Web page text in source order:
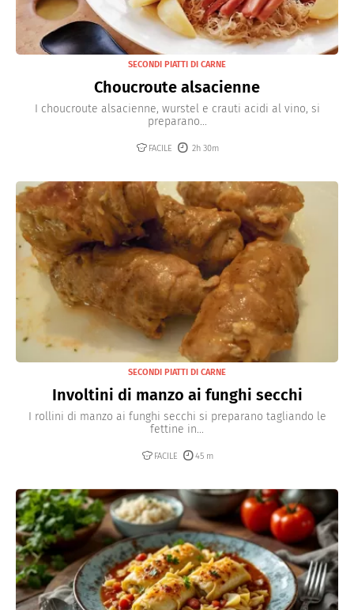
SECONDI PIATTI DI CARNE
Choucroute alsacienne
I choucroute alsacienne, wurstel e crauti acidi al vino, si
preparano...
FACILE 2h 30m
SECONDI PIATTI DI CARNE
Involtini di manzo ai funghi secchi
I rollini di manzo ai funghi secchi si preparano tagliando le
fettine in...
FACILE 45 m